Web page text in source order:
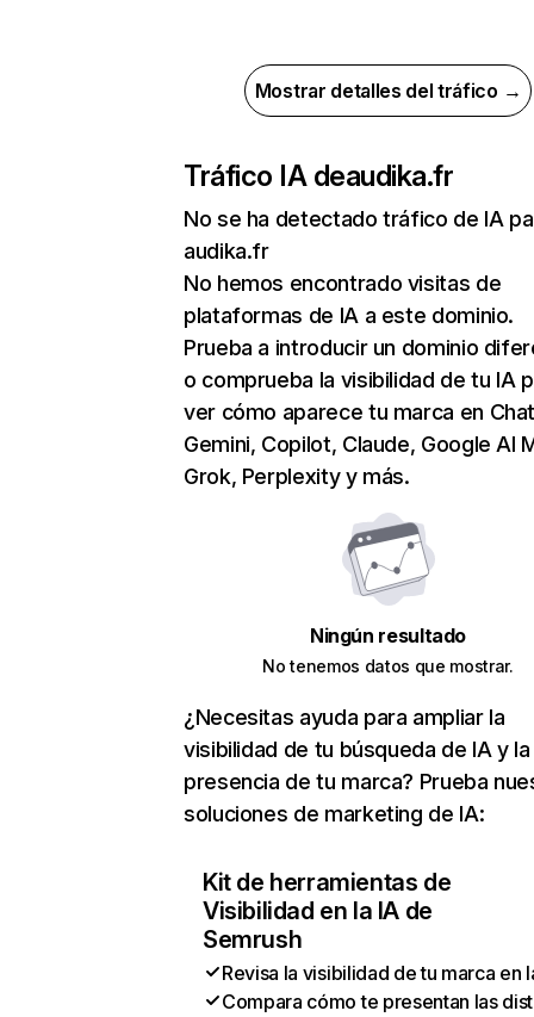
Mostrar detalles del tráfico →
Tráfico IA deaudika.fr
No se ha detectado tráfico de IA
audika.fr
No hemos encontrado visitas de
plataformas de IA a este dominio.
Prueba a introducir un dominio
o comprueba la visibilidad de tu IA
ver cómo aparece tu marca en
Gemini, Copilot, Claude, Google AI
Grok, Perplexity y más.
Ningún resultado
No tenemos datos que mostrar.
¿Necesitas ayuda para ampliar la
visibilidad de tu búsqueda de IA y la
presencia de tu marca? Prueba
soluciones de marketing de IA:
Kit de herramientas de
Visibilidad en la IA de
Semrush
Revisa la visibilidad de tu marca en
Compara cómo te presentan las